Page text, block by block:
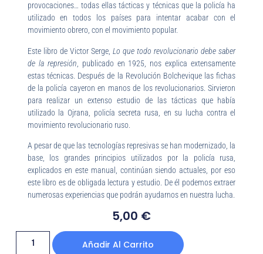
provocaciones… todas ellas tácticas y técnicas que la policía ha
utilizado en todos los países para intentar acabar con el
movimiento obrero, con el movimiento popular.
Este libro de Victor Serge, Lo que todo revolucionario debe saber
de la represión , publicado en 1925, nos explica extensamente
estas técnicas. Después de la Revolución Bolchevique las fichas
de la policía cayeron en manos de los revolucionarios. Sirvieron
para realizar un extenso estudio de las tácticas que había
utilizado la Ojrana, policía secreta rusa, en su lucha contra el
movimiento revolucionario ruso.
A pesar de que las tecnologías represivas se han modernizado, la
base, los grandes principios utilizados por la policía rusa,
explicados en este manual, continúan siendo actuales, por eso
este libro es de obligada lectura y estudio. De él podemos extraer
numerosas experiencias que podrán ayudarnos en nuestra lucha.
5,00 €
Añadir Al Carrito